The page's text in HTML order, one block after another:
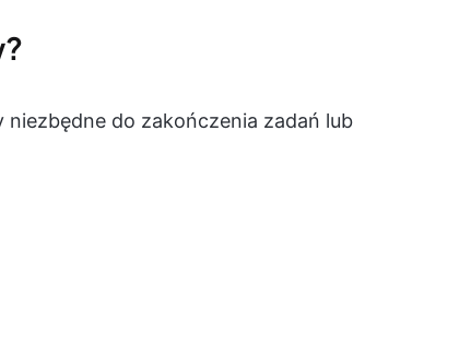
do zakończenia zadań lub